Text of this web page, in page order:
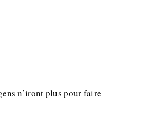
n’iront plus pour faire